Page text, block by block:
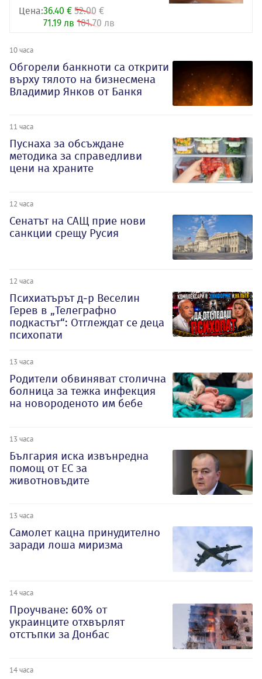
Цена:36.40 € 52.00 €
71.19 лв 101.70 лв
10 часа
Обгорели банкноти са открити
върху тялото на бизнесмена
Владимир Янков от Банкя
11 часа
Пуснаха за обсъждане
методика за справедливи
цени на храните
12 часа
Сенатът на САЩ прие нови
санкции срещу Русия
12 часа
Психиатърът д-р Веселин
Герев в „Телеграфно
подкастът“: Отглеждат се деца
психопати
13 часа
Родители обвиняват столична
болница за тежка инфекция
на новороденото им бебе
13 часа
България иска извънредна
помощ от ЕС за
животновъдите
13 часа
Самолет кацна принудително
заради лоша миризма
14 часа
Проучване: 60% от
украинците отхвърлят
отстъпки за Донбас
14 часа